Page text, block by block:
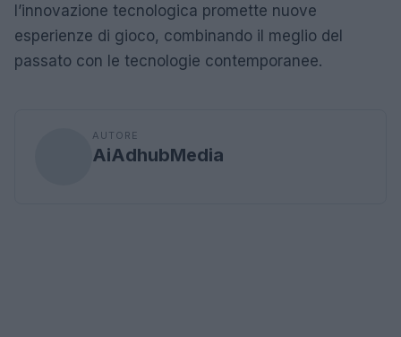
l’innovazione tecnologica promette nuove
esperienze di gioco, combinando il meglio del
passato con le tecnologie contemporanee.
AUTORE
AiAdhubMedia